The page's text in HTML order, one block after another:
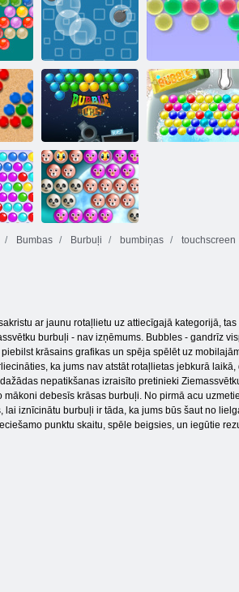
SORTMERGE
2048
Burbuļu lietus
Burbuļa
pārsprāgšana
Bumbas Burbuļi bumbiņas touchscreen
ar jaunu rotaļlietu uz attiecīgajā kategorijā,
burbuļi - nav izņēmums. Bubbles - gandrīz
krāsains grafikas un spēja spēlēt uz
ka jums nav atstāt rotaļlietas jebkurā
nepatikšanas izraisīto pretinieki
debesīs krāsas burbuļi. No pirmā acu
iznīcinātu burbuļi ir tāda, ka jums būs šaut no
punktu skaitu, spēle beigsies, un iegūtie